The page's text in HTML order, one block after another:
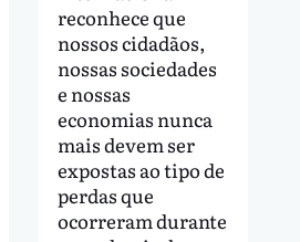
reconhece que
nossos cidadãos,
nossas sociedades
e nossas
economias nunca
mais devem ser
expostas ao tipo de
perdas que
ocorreram durante